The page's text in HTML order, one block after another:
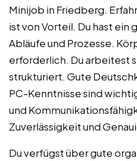
Minijob in Friedberg.
ist von Vorteil. Du hast ein
Abläufe und Prozesse.
erforderlich. Du arbeitest
strukturiert. Gute
PC-Kenntnisse sind
und
Zuverlässigkeit und
Du verfügst über gute